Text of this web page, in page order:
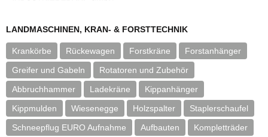
LANDMASCHINEN, KRAN- & FORSTTECHNIK
Krankörbe Rückewagen Forstkräne
Forstanhänger
Greifer und Gabeln
Rotatoren und Zubehör
Abbruchhammer
Ladekräne
Kippanhänger
Kippmulden
Wiesenegge Holzspalter
Staplerschaufel
Schneepflug EURO Aufnahme
Aufbauten Kompletträder